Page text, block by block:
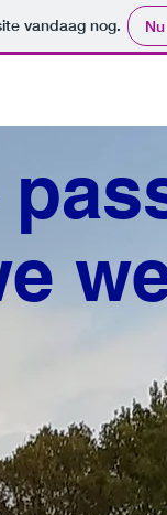
vandaag nog.